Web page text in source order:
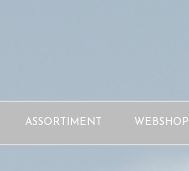
ASSORTIMENT WEBSHOP